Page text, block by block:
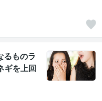
るものラ
ギを上回